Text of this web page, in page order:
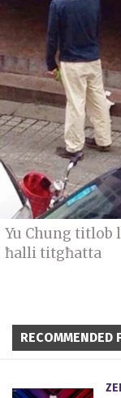
Yu Chung
ħalli titgħatta
RECOMMENDED